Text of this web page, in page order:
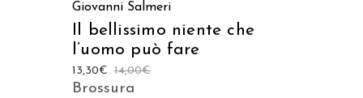
Giovanni Salmeri
Il bellissimo niente che
l’uomo può fare
14,00€
13,30€
Brossura